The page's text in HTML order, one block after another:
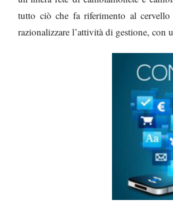
tutto ciò che fa riferimento al
razionalizzare l’attività di gestione,